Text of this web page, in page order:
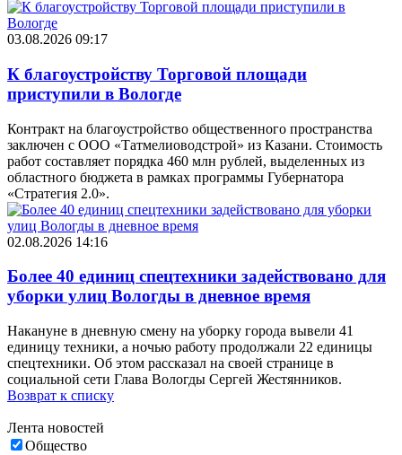
03.08.2026 09:17
К благоустройству Торговой площади
приступили в Вологде
Контракт на благоустройство общественного пространства
заключен с ООО «Татмелиоводстрой» из Казани. Стоимость
работ составляет порядка 460 млн рублей, выделенных из
областного бюджета в рамках программы Губернатора
«Стратегия 2.0».
02.08.2026 14:16
Более 40 единиц спецтехники задействовано для
уборки улиц Вологды в дневное время
Накануне в дневную смену на уборку города вывели 41
единицу техники, а ночью работу продолжали 22 единицы
спецтехники. Об этом рассказал на своей странице в
социальной сети Глава Вологды Сергей Жестянников.
Возврат к списку
Лента новостей
Общество